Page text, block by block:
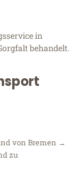
in
behandelt.
von Bremen →
zu